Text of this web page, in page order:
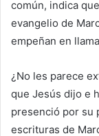
común, indica
evangelio de
empeñan en
¿No les parece
que Jesús dijo e
presenció por su
escrituras de